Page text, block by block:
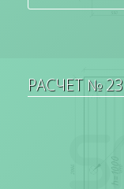
РАСЧЕТ № 23